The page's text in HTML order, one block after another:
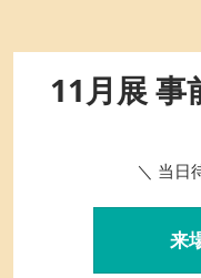
11月展 事
＼ 当日
来